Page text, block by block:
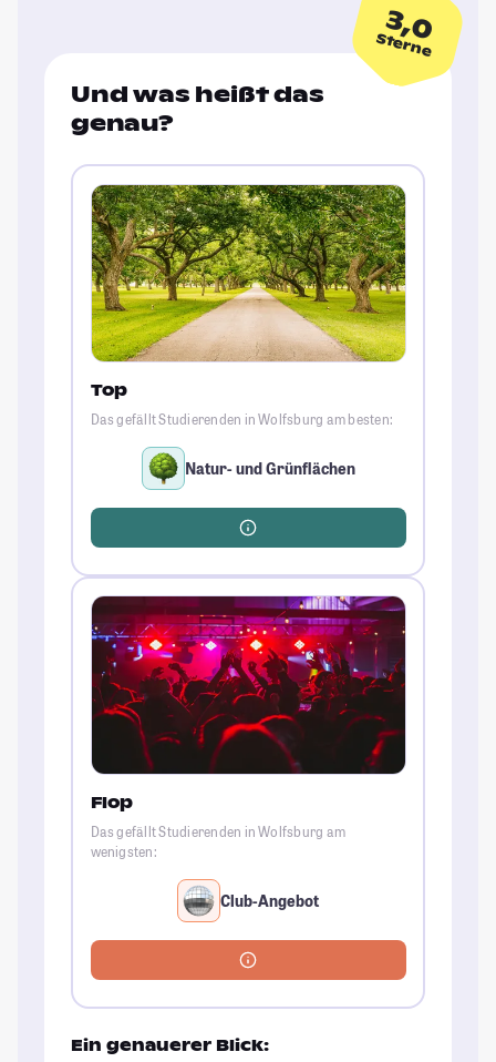
3,0
Sterne
Und was heißt das
genau?
Top
Das gefällt Studierenden in Wolfsburg am besten:
Natur- und Grünflächen
Flop
Das gefällt Studierenden in Wolfsburg am
wenigsten:
Club-Angebot
Ein genauerer Blick: